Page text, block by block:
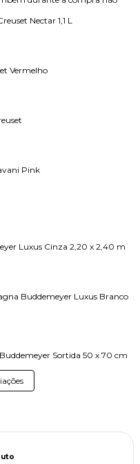
Nectar 1,1 L
Vermelho
Pink
Luxus Cinza 2,20 x 2,40 m
Buddemeyer Luxus Branco
Sortida 50 x 70 cm